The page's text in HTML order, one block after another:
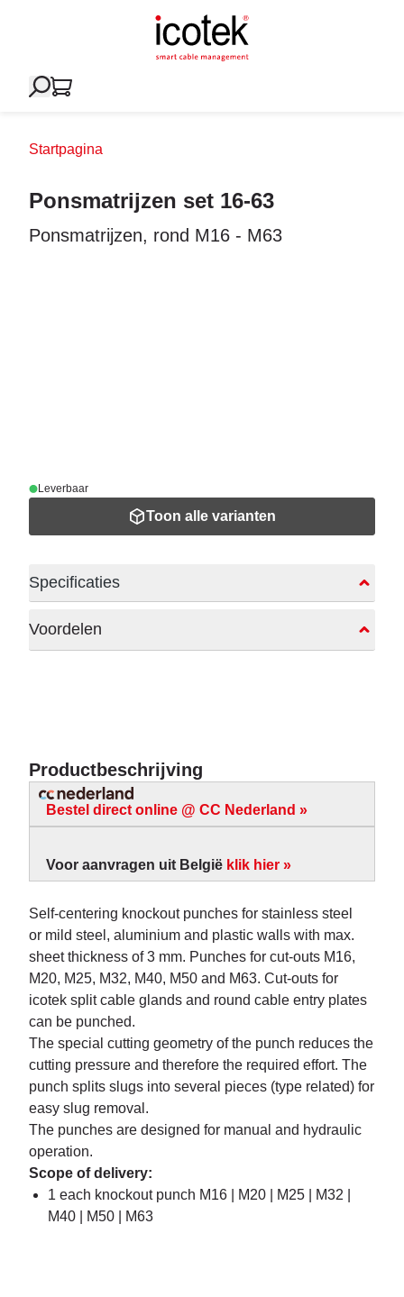
Startpagina
Ponsmatrijzen set 16-63
Ponsmatrijzen, rond M16 - M63
Leverbaar
Toon alle varianten
Specificaties
Voordelen
Productbeschrijving
Bestel direct online @ CC Nederland »
Voor aanvragen uit België klik hier »
Self-centering knockout punches for stainless steel
or mild steel, aluminium and plastic walls with max.
sheet thickness of 3 mm. Punches for cut-outs M16,
M20, M25, M32, M40, M50 and M63. Cut-outs for
icotek split cable glands and round cable entry plates
can be punched.
The special cutting geometry of the punch reduces the
cutting pressure and therefore the required effort. The
punch splits slugs into several pieces (type related) for
easy slug removal.
The punches are designed for manual and hydraulic
operation.
Scope of delivery:
1 each knockout punch M16 | M20 | M25 | M32 |
M40 | M50 | M63